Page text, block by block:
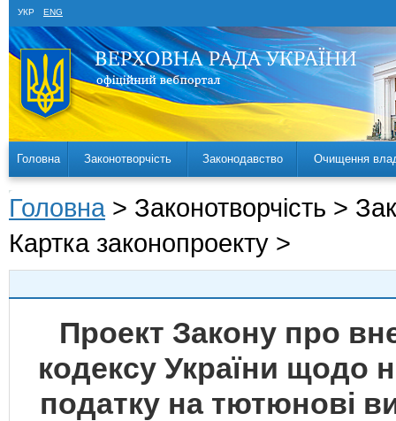
УКР ENG
Головна Законотворчість Законодавство Очищення
Головна > Законотворчість >
Картка законопроекту >
Проект Закону про
кодексу України щодо
податку на тютюнові